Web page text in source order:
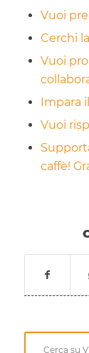
Vuoi
Cerchi
Vuoi
Impara
Vuoi
caffè!